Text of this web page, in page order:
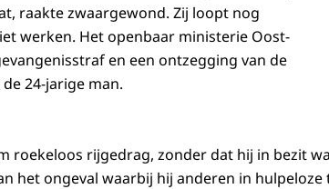
raakte zwaargewond. Zij loopt nog
werken. Het openbaar ministerie Oost-
en een ontzegging van de
24-jarige man.
roekeloos rijgedrag, zonder dat hij in bezit
het ongeval waarbij hij anderen in